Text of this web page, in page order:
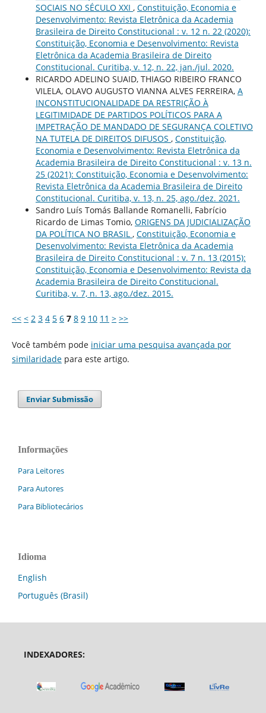
SOCIAIS NO SÉCULO XXI , Constituição, Economia e
Desenvolvimento: Revista Eletrônica da Academia
Brasileira de Direito Constitucional : v. 12 n. 22 (2020):
Constituição, Economia e Desenvolvimento: Revista
Eletrônica da Academia Brasileira de Direito
Constitucional. Curitiba, v. 12, n. 22, jan./jul. 2020.
RICARDO ADELINO SUAID, THIAGO RIBEIRO FRANCO
VILELA, OLAVO AUGUSTO VIANNA ALVES FERREIRA, A
INCONSTITUCIONALIDADE DA RESTRIÇÃO À
LEGITIMIDADE DE PARTIDOS POLÍTICOS PARA A
IMPETRAÇÃO DE MANDADO DE SEGURANÇA COLETIVO
NA TUTELA DE DIREITOS DIFUSOS , Constituição,
Economia e Desenvolvimento: Revista Eletrônica da
Academia Brasileira de Direito Constitucional : v. 13 n.
25 (2021): Constituição, Economia e Desenvolvimento:
Revista Eletrônica da Academia Brasileira de Direito
Constitucional. Curitiba, v. 13, n. 25, ago./dez. 2021.
Sandro Luís Tomás Ballande Romanelli, Fabrício
Ricardo de Limas Tomio, ORIGENS DA JUDICIALIZAÇÃO
DA POLÍTICA NO BRASIL , Constituição, Economia e
Desenvolvimento: Revista Eletrônica da Academia
Brasileira de Direito Constitucional : v. 7 n. 13 (2015):
Constituição, Economia e Desenvolvimento: Revista da
Academia Brasileira de Direito Constitucional.
Curitiba, v. 7, n. 13, ago./dez. 2015.
<< < 2 3 4 5 6 7 8 9 10 11 > >>
Você também pode iniciar uma pesquisa avançada por
similaridadepara este artigo.
Enviar Submissão
Informações
Para Leitores
Para Autores
Para Bibliotecários
Idioma
English
Português (Brasil)
INDEXADORES: